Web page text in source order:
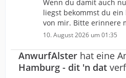
Wenn du damit auch
liegst bekommst du
von mir. Bitte erinnere
10. August 2026 um 01:35
AnwurfAlster hat eine
Hamburg - dit 'n dat